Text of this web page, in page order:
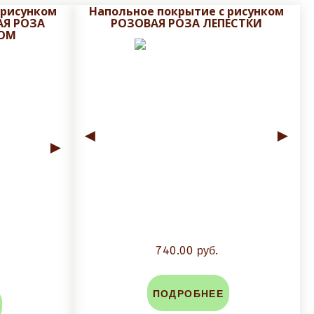
картинки по размерам заказчика с
Доставка от 4-14 дней, в зависимости от
предложит доставку до дверей.
РОЗА
►
Напольное покрытие с рисунком
РОЗОВАЯ РОЗА ЛЕПЕСТКИ
◄ ►
740.00 руб.
ПОДРОБНЕЕ